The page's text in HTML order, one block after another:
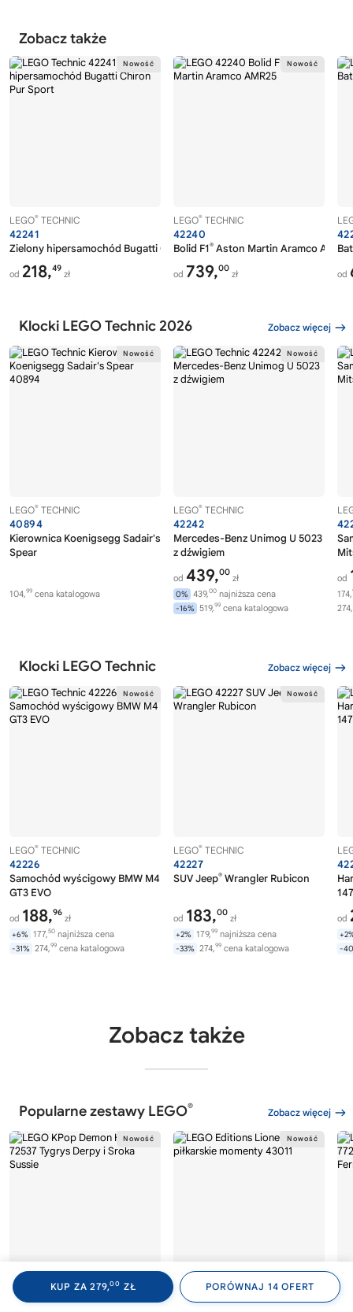
Zobacz także
LEGO® TECHNIC
42241
Zielony hipersamochód Bugatti Chiron Pur Sport
od 218,49
zł
LEGO® TECHNIC
42240
Bolid F1® Aston Martin Aramco AMR25
od 739,00
zł od
Klocki LEGO Technic 2026 Zobacz więcej
LEGO® TECHNIC
40894
Kierownica Koenigsegg Sadair's
Spear
104,99 cena katalogowa
LEGO® TECHNIC
42242
Mercedes-Benz Unimog U 5023
z dźwigiem
od 439,00
zł
0% 439,00 najniższa cena
-16% 519,99 cena katalogowa
od
174,
274,
Klocki LEGO Technic Zobacz więcej
LEGO® TECHNIC
42226
Samochód wyścigowy BMW M4
GT3 EVO
od 188,96
zł
+6% 177,50 najniższa cena
-31% 274,99 cena katalogowa
LEGO® TECHNIC
42227
SUV Jeep® Wrangler Rubicon
od 183,00
zł
+2% 179,99 najniższa cena
-33% 274,99 cena katalogowa
od
-
KUP ZA 279,00 ZŁ PORÓWNAJ 14 OFERT
Zobacz także
Popularne zestawy LEGO® Zobacz więcej
LEGO KPOP DEMON HUNTERS LEGO EDITIONS